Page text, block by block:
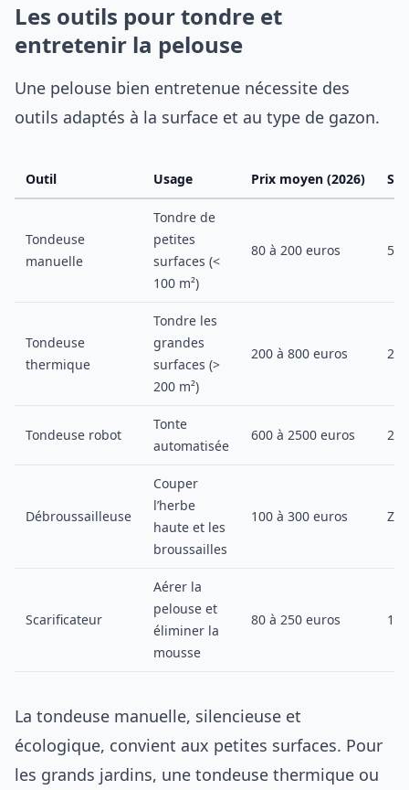
Les outils pour tondre et
entretenir la pelouse
Une pelouse bien entretenue nécessite des
outils adaptés à la surface et au type de gazon.
Outil Usage Prix moyen (2026)
Tondeuse
manuelle
Tondre de
petites
surfaces (<
100 m²)
80 à 200 euros 50
Tondeuse
thermique
Tondre les
grandes
surfaces (>
200 m²)
200 à 800 euros
Tondeuse robot
Tonte
automatisée
600 à 2500 euros
Débroussailleuse
Couper
l’herbe
haute et les
broussailles
100 à 300 euros
Scarificateur
Aérer la
pelouse et
éliminer la
mousse
80 à 250 euros
La tondeuse manuelle, silencieuse et
écologique, convient aux petites surfaces. Pour
les grands jardins, une tondeuse thermique ou